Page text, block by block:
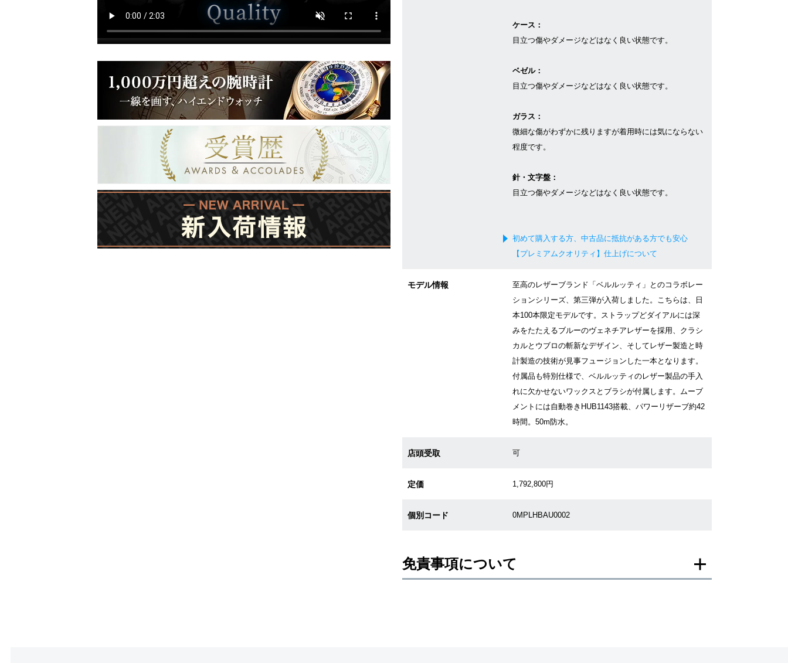
ケース：
目立つ傷やダメージなどはなく良い状態です。
ベゼル：
目立つ傷やダメージなどはなく良い状態です。
ガラス：
微細な傷がわずかに残りますが着用時には気にならない
程度です。
針・文字盤：
目立つ傷やダメージなどはなく良い状態です。
初めて購入する方、中古品に抵抗がある方でも安心
【プレミアムクオリティ】仕上げについて
モデル情報
至高のレザーブランド「ベルルッティ」とのコラボレー
ションシリーズ、第三弾が入荷しました。こちらは、日
本100本限定モデルです。ストラップどダイアルには深
みをたたえるブルーのヴェネチアレザーを採用、クラシ
カルとウブロの斬新なデザイン、そしてレザー製造と時
計製造の技術が見事フュージョンした一本となります。
付属品も特別仕様で、ベルルッティのレザー製品の手入
れに欠かせないワックスとブラシが付属します。ムーブ
メントには自動巻きHUB1143搭載、パワーリザーブ約42
時間。50m防水。
店頭受取 可
定価 1,792,800円
個別コード 0MPLHBAU0002
免責事項について